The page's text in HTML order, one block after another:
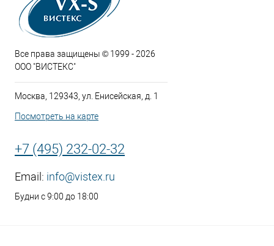
Все права защищены © 1999 - 2026
ООО "ВИСТЕКС"
Москва, 129343, ул. Енисейская, д. 1
Посмотреть на карте
+7 (495) 232-02-32
Email: info@vistex.ru
Будни с 9:00 до 18:00